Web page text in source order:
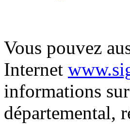
Vous pouvez
Internet
informations
départemental,